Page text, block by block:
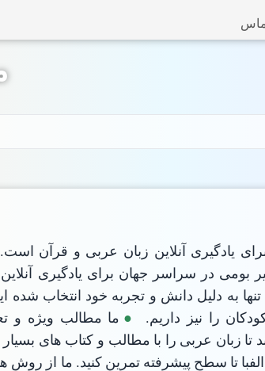
یادگیری آنلاین زبان عربی و قرآن است.
بومی در سراسر جهان برای یادگیری
نه تنها به دلیل دانش و تجربه خود انتخاب
را نیز داریم.
ما مطالب ویژه و
تا زبان عربی را با مطالب و کتاب های
تا سطح پیشرفته تمرین کنید. ما از روش